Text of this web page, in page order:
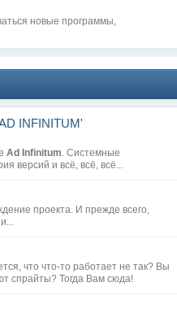
новые программы,
INFINITUM'
Ad Infinitum. Системные
версий и всё, всё, всё...
проекта. И прежде всего,
что что-то работает не так? Вы
спрайты? Тогда Вам сюда!